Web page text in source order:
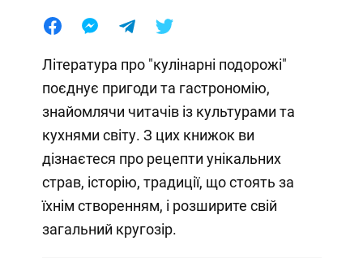
Література про "кулінарні подорожі"
поєднує пригоди та гастрономію,
знайомлячи читачів із культурами та
кухнями світу. З цих книжок ви
дізнаєтеся про рецепти унікальних
страв, історію, традиції, що стоять за
їхнім створенням, і розширите свій
загальний кругозір.